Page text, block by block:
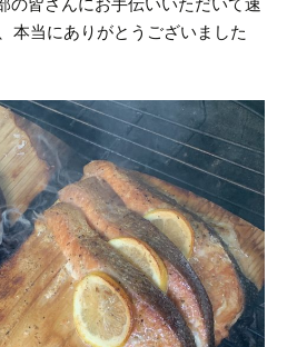
本当にありがとうございました